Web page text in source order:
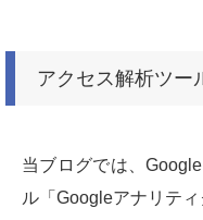
アクセス解析ツー
当ブログでは、
ル「Googleアナリテ